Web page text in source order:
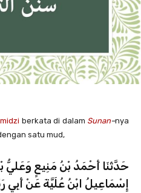
berkata di dalam Sunan–nya
satu mud,
حَدَّثَنَا أَحْمَدُ بْنُ مَنِيعٍ وَعَليُّ
إِسْمَاعِيلُ ابْنُ عُلَيَّةَ عَنْ أَبِي